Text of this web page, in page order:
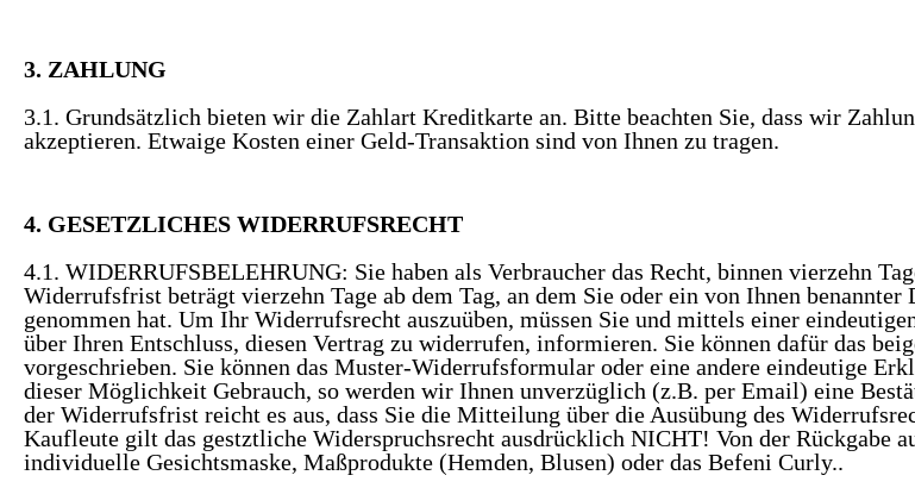
3. ZAHLUNG
3.1. Grundsätzlich bieten wir die Zahlart Kreditkarte an. Bitte beachten Sie, dass wir
akzeptieren. Etwaige Kosten einer Geld-Transaktion sind von Ihnen zu tragen.
4. GESETZLICHES WIDERRUFSRECHT
4.1. WIDERRUFSBELEHRUNG: Sie haben als Verbraucher das Recht, binnen vierzehn
Widerrufsfrist beträgt vierzehn Tage ab dem Tag, an dem Sie oder ein von Ihnen
genommen hat. Um Ihr Widerrufsrecht auszuüben, müssen Sie und mittels einer
über Ihren Entschluss, diesen Vertrag zu widerrufen, informieren. Sie können dafür das
vorgeschrieben. Sie können das Muster-Widerrufsformular oder eine andere eindeutige
dieser Möglichkeit Gebrauch, so werden wir Ihnen unverzüglich (z.B. per Email) eine
der Widerrufsfrist reicht es aus, dass Sie die Mitteilung über die Ausübung des
Kaufleute gilt das gestztliche Widerspruchsrecht ausdrücklich NICHT! Von der Rückgabe
individuelle Gesichtsmaske, Maßprodukte (Hemden, Blusen) oder das Befeni Curly..